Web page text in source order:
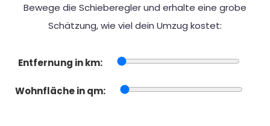
Bewege die Schieberegler und erhalte eine grobe
Schätzung, wie viel dein Umzug kostet:
Entfernung in km:
Wohnfläche in qm: